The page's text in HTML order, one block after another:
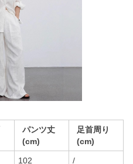
パンツ丈
(cm)
足首周り
(cm)
102 /